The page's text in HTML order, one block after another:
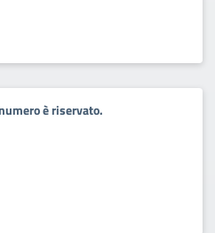
è riservato.